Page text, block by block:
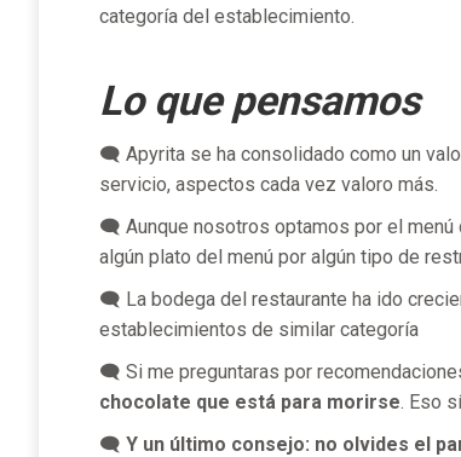
categoría del establecimiento.
Lo que pensamos
🗨 Apyrita se ha consolidado como un
servicio, aspectos cada vez valoro más.
🗨 Aunque nosotros optamos por el menú
algún plato del menú por algún tipo de
🗨 La bodega del restaurante ha ido
establecimientos de similar categoría
🗨 Si me preguntaras por
chocolate que está para morirse. Eso
🗨 Y un último consejo: no olvides el